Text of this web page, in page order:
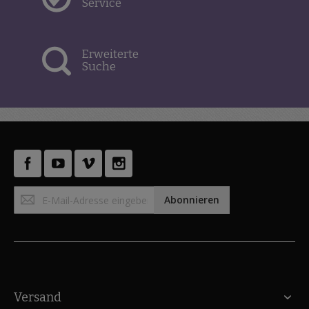
Service
Erweiterte
Suche
Anmeldung
zum
Abonnieren
Versand